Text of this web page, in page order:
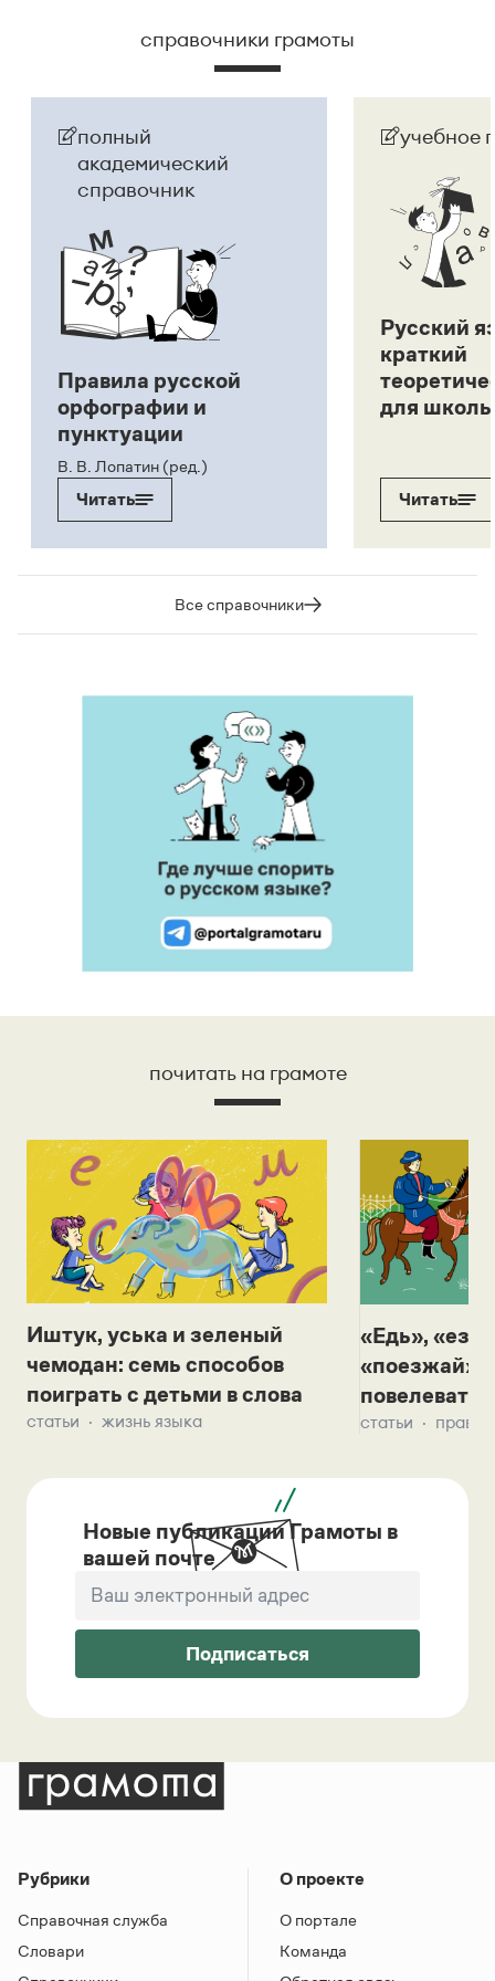
справочники грамоты
полный
академический
справочник
Правила русской
орфографии и
пунктуации
В. В. Лопатин (ред.)
Читать
учебное
Русский
краткий
для
Читать
Все справочники
почитать на грамоте
Иштук, уська и зеленый
чемодан: семь способов
поиграть с детьми в слова
статьи жизнь языка
«Едь»,
«поезжай»?
повелевать
статьи
Новые публикации Грамоты в
вашей почте
Подписаться
Рубрики
Справочная служба
Словари
О проекте
О портале
Команда